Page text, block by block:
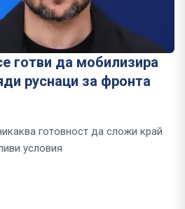
готви да мобилизира
руснаци за фронта
готовност да сложи край
условия